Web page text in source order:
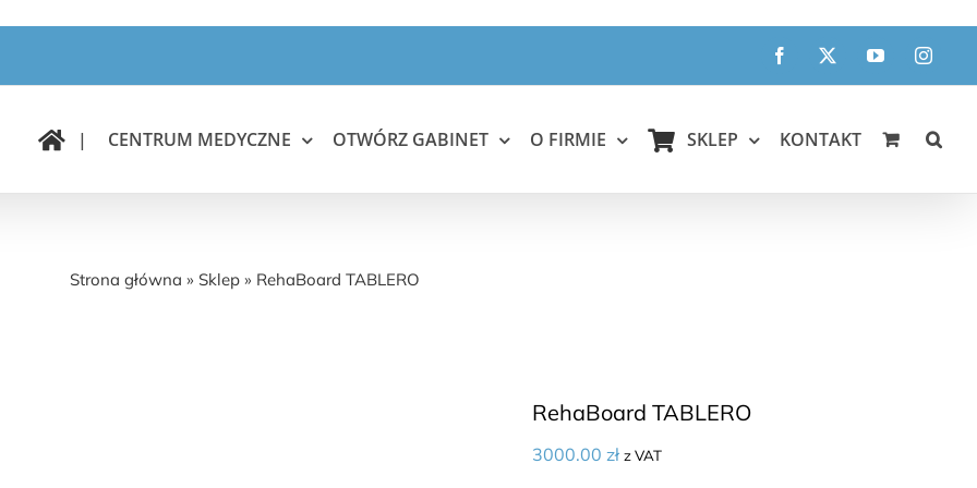
Facebook
X YouTube
| CENTRUM MEDYCZNE OTWÓRZ GABINET O FIRMIE SKLEP KONTAKT
Strona główna » Sklep» RehaBoard TABLERO
RehaBoard TABLERO
3000.00zł z VAT